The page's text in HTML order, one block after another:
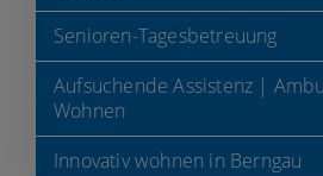
Senioren-Tagesbetreuung
Aufsuchende Assistenz |
Wohnen
Innovativ wohnen in Berngau